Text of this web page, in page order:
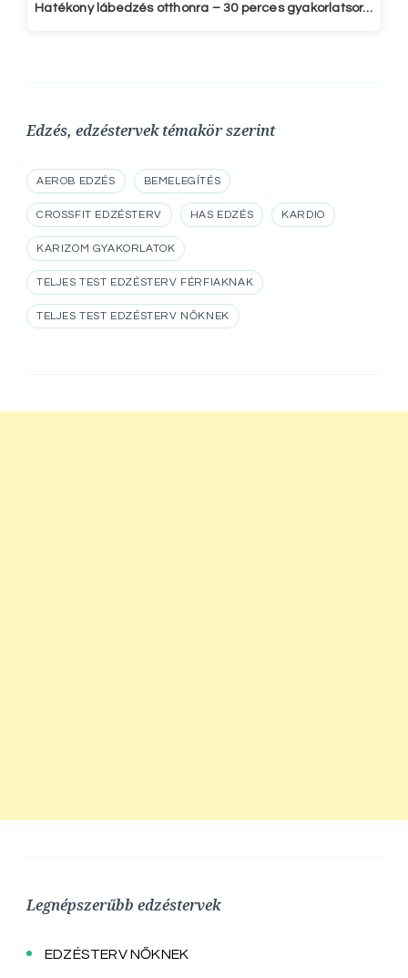
Hatékony lábedzés otthonra – 30 perces gyakorlatsor…
Edzés, edzéstervek témakör szerint
AEROB EDZÉS BEMELEGÍTÉS
CROSSFIT EDZÉSTERV HAS EDZÉS KARDIO
KARIZOM GYAKORLATOK
TELJES TEST EDZÉSTERV FÉRFIAKNAK
TELJES TEST EDZÉSTERV NŐKNEK
Legnépszerűbb edzéstervek
EDZÉSTERV NŐKNEK